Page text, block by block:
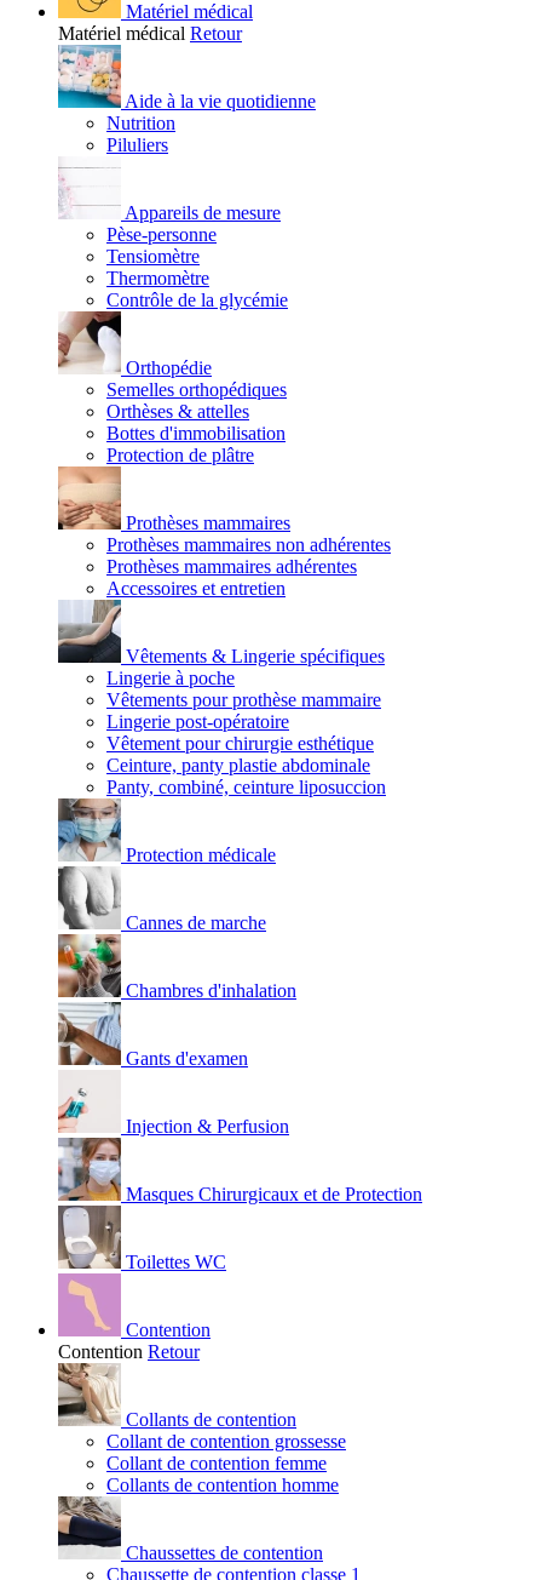
Matériel médical
Matériel médical Retour
Aide à la vie quotidienne
Nutrition
Piluliers
Appareils de mesure
Pèse-personne
Tensiomètre
Thermomètre
Contrôle de la glycémie
Orthopédie
Semelles orthopédiques
Orthèses & attelles
Bottes d'immobilisation
Protection de plâtre
Prothèses mammaires
Prothèses mammaires non adhérentes
Prothèses mammaires adhérentes
Accessoires et entretien
Vêtements & Lingerie spécifiques
Lingerie à poche
Vêtements pour prothèse mammaire
Lingerie post-opératoire
Vêtement pour chirurgie esthétique
Ceinture, panty plastie abdominale
Panty, combiné, ceinture liposuccion
Protection médicale
Cannes de marche
Chambres d'inhalation
Gants d'examen
Injection & Perfusion
Masques Chirurgicaux et de Protection
Toilettes WC
Contention
Contention Retour
Collants de contention
Collant de contention grossesse
Collant de contention femme
Collants de contention homme
Chaussettes de contention
Chaussette de contention classe 1